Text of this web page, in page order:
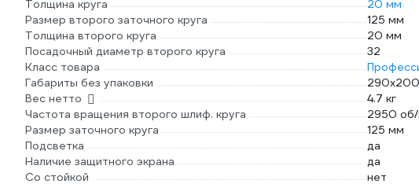
Толщина круга
20 мм
Размер второго заточного круга
125 мм
Толщина второго круга
20 мм
Посадочный диаметр второго круга
32
Класс товара
Габариты без упаковки
Вес нетто
4.7 кг
Частота вращения второго шлиф. круга
2950
Размер заточного круга
125 мм
Подсветка
да
Наличие защитного экрана
да
Со стойкой
нет